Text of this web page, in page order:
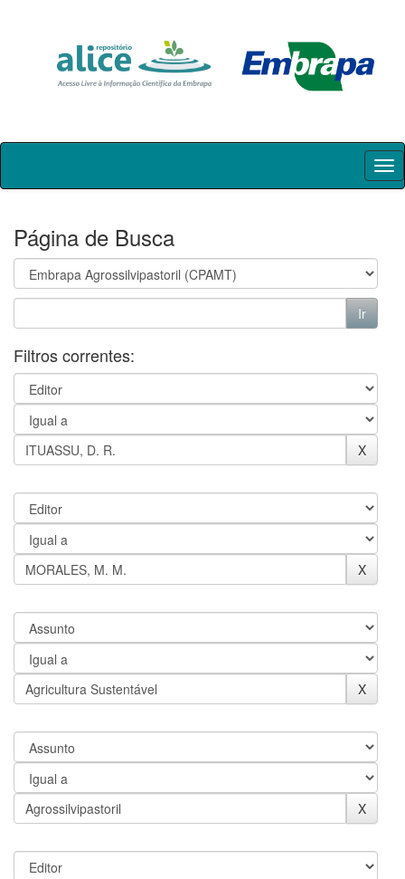
Skip
Página de Busca
Filtros correntes: